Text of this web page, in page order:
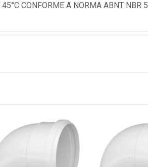
CONFORME A NORMA ABNT NBR